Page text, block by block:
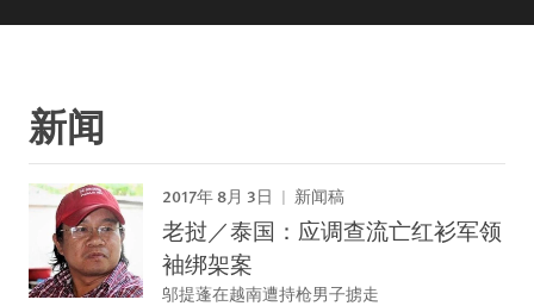
新闻
2017年 8月 3日 新闻稿
老挝／泰国：应调查流亡红衫军领
袖绑架案
邬提蓬在越南遭持枪男子掳走